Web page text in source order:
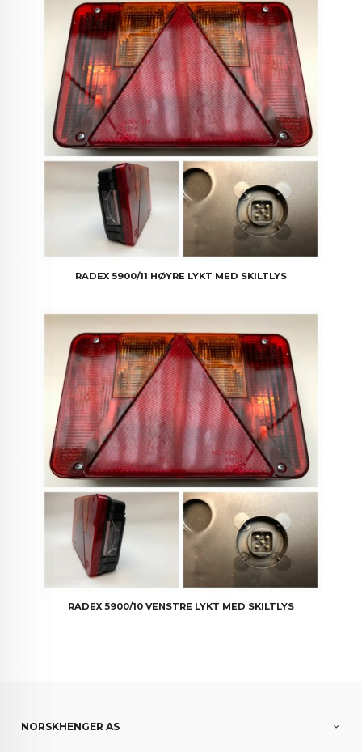
RADEX 5900/11 HØYRE LYKT MED SKILTLYS
RADEX 5900/10 VENSTRE LYKT MED SKILTLYS
NORSKHENGER AS